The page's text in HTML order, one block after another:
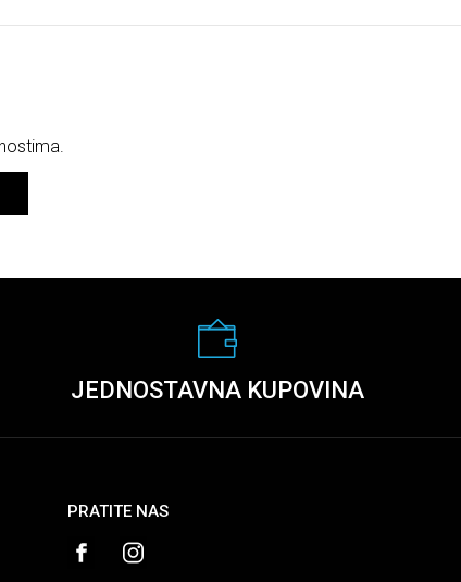
JEDNOSTAVNA KUPOVINA
PRATITE NAS